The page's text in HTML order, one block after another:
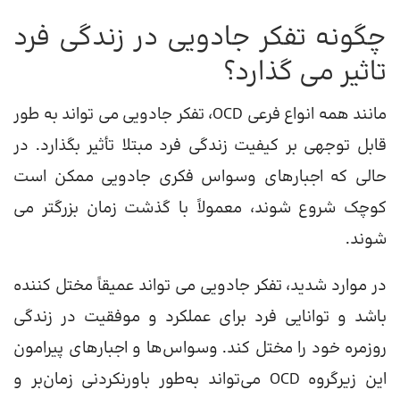
چگونه تفکر جادویی در زندگی فرد
تاثیر می گذارد؟
مانند همه انواع فرعی OCD، تفکر جادویی می تواند به طور
قابل توجهی بر کیفیت زندگی فرد مبتلا تأثیر بگذارد. در
حالی که اجبارهای وسواس فکری جادویی ممکن است
کوچک شروع شوند، معمولاً با گذشت زمان بزرگتر می
شوند.
در موارد شدید، تفکر جادویی می تواند عمیقاً مختل کننده
باشد و توانایی فرد برای عملکرد و موفقیت در زندگی
روزمره خود را مختل کند. وسواس‌ها و اجبارهای پیرامون
این زیرگروه OCD می‌تواند به‌طور باورنکردنی زمان‌بر و